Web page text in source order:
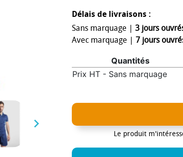

Délais de livraisons :
Sans marquage | 3 jours
Avec marquage | 7 jours
Quantités
Prix HT - Sans marquage
Le produit